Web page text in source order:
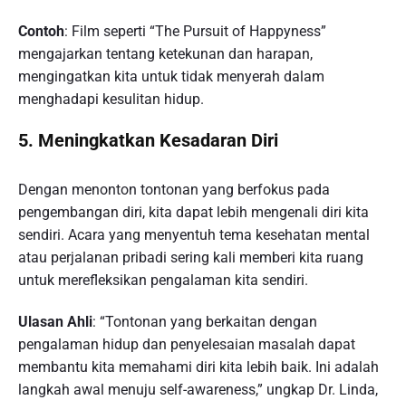
Contoh: Film seperti “The Pursuit of Happyness”
mengajarkan tentang ketekunan dan harapan,
mengingatkan kita untuk tidak menyerah dalam
menghadapi kesulitan hidup.
5. Meningkatkan Kesadaran Diri
Dengan menonton tontonan yang berfokus pada
pengembangan diri, kita dapat lebih mengenali diri kita
sendiri. Acara yang menyentuh tema kesehatan mental
atau perjalanan pribadi sering kali memberi kita ruang
untuk merefleksikan pengalaman kita sendiri.
Ulasan Ahli: “Tontonan yang berkaitan dengan
pengalaman hidup dan penyelesaian masalah dapat
membantu kita memahami diri kita lebih baik. Ini adalah
langkah awal menuju self-awareness,” ungkap Dr. Linda,